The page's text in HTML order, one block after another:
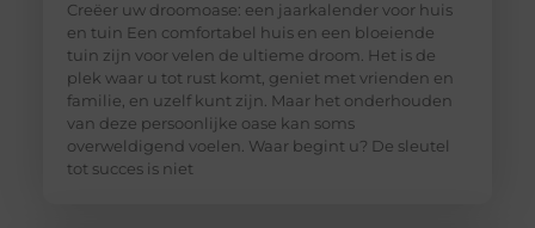
Creëer uw droomoase: een jaarkalender voor huis
en tuin Een comfortabel huis en een bloeiende
tuin zijn voor velen de ultieme droom. Het is de
plek waar u tot rust komt, geniet met vrienden en
familie, en uzelf kunt zijn. Maar het onderhouden
van deze persoonlijke oase kan soms
overweldigend voelen. Waar begint u? De sleutel
tot succes is niet